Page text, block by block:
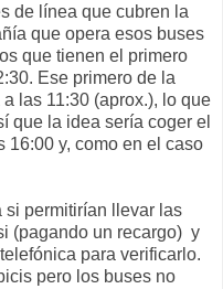
de línea que cubren la
que opera esos buses
que tienen el primero
Ese primero de la
las 11:30 (aprox.), lo que
que la idea sería coger el
16:00 y, como en el caso
si permitirían llevar las
(pagando un recargo) y
para verificarlo.
pero los buses no